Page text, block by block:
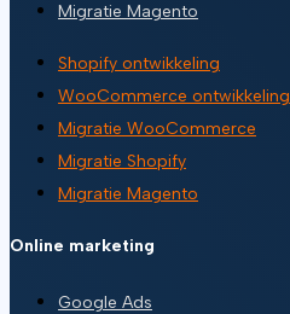
Migratie Magento
Shopify ontwikkeling
WooCommerce ontwikkeling
Migratie WooCommerce
Migratie Shopify
Migratie Magento
Online marketing
Google Ads